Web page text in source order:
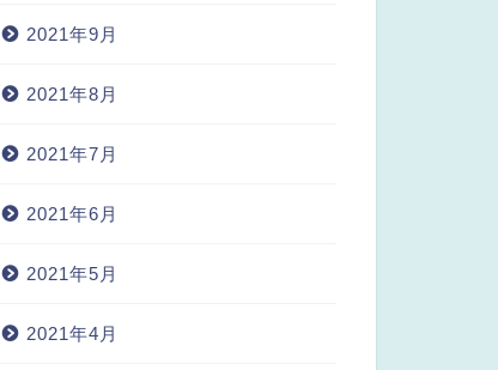
2021年9月
2021年8月
2021年7月
2021年6月
2021年5月
2021年4月